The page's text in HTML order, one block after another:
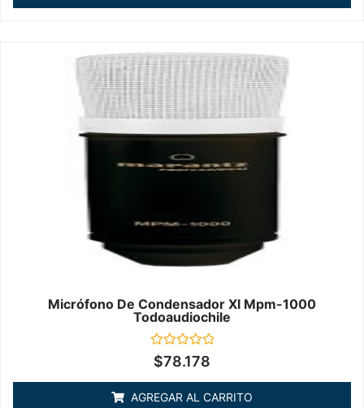
Micrófono De Condensador Xl Mpm-1000
Todoaudiochile
Valorado
en
5
$78.178
AGREGAR AL CARRITO